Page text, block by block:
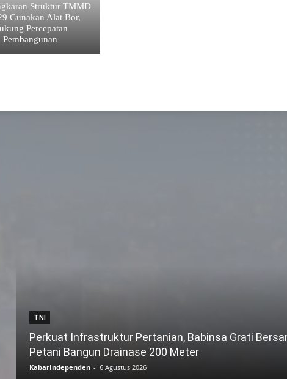
Struktur TMMD
Gunakan Alat Bor,
Percepatan
Pembangunan
TNI
Perkuat Infrastruktur Pertanian, Babinsa Grati
Petani Bangun Drainase 200 Meter
KabarIndependen - 6 Agustus 2026